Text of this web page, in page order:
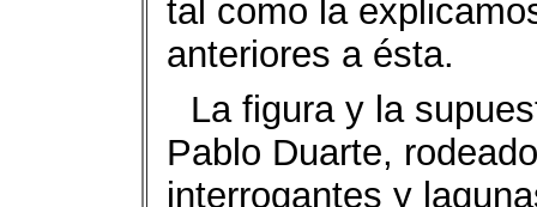
tal como la
anteriores a ésta.
La figura y la
Pablo Duarte,
interrogantes y